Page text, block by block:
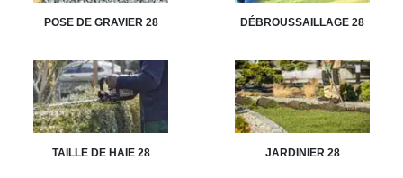
POSE DE GRAVIER 28 DÉBROUSSAILLAGE 28
TAILLE DE HAIE 28 JARDINIER 28